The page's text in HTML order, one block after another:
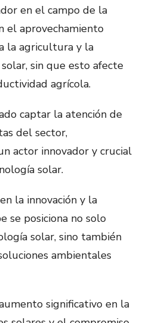
en el campo de la
el aprovechamiento
la agricultura y la
sin que esto afecte
agrícola.
captar la atención de
del sector,
actor innovador y crucial
solar.
la innovación y la
se posiciona no solo
solar, sino también
ambientales
significativo en la